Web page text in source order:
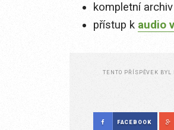
kompletní
přístup k audio
TENTO PŘÍSPĚVEK
FACEBOOK